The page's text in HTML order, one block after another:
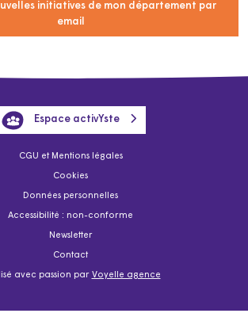
initiatives de mon département par
email
CGU et Mentions légales
Cookies
Données personnelles
Accessibilité : non-conforme
Newsletter
Contact
avec passion par Voyelle agence
Espace activYste